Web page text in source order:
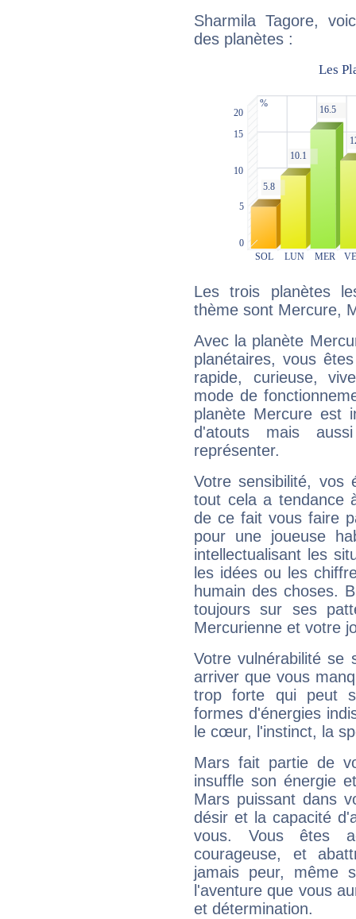
Sharmila Tagore,
des planètes :
Les trois planètes
thème sont Mercure,
Avec la planète
planétaires, vous
rapide, curieuse,
mode de
planète Mercure est
d'atouts mais
représenter.
Votre sensibilité,
tout cela a tendance
de ce fait vous faire
pour une joueuse
intellectualisant les
les idées ou les
humain des choses.
toujours sur ses
Mercurienne et votre
Votre vulnérabilité se
arriver que vous
trop forte qui peut
formes d'énergies
le cœur, l'instinct, la
Mars fait partie de
insuffle son énergie
Mars puissant dans
désir et la capacité
vous. Vous êtes
courageuse, et
jamais peur, même
l'aventure que vous
et détermination.